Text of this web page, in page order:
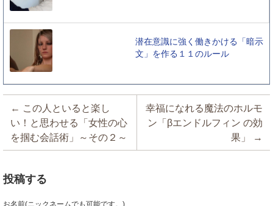
潜在意識に強く働きかける「暗示
文」を作る１１のルール
← この人といると楽し
い！と思わせる「女性の心
を掴む会話術」～その２～
幸福になれる魔法のホルモ
ン「βエンドルフィン の効
果」
→
投稿する
お名前(ニックネームでも可能です。)